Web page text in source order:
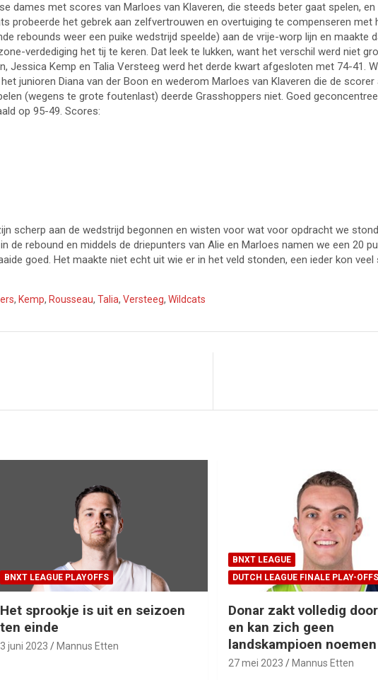
dames met scores van Marloes van Klaveren, die steeds beter gaat spelen,
probeerde het gebrek aan zelfvertrouwen en overtuiging te compenseren
rebounds weer een puike wedstrijd speelde) aan de vrije-worp lijn en maakte
verdediging het tij te keren. Dat leek te lukken, want het verschil werd niet
Jessica Kemp en Talia Versteeg werd het derde kwart afgesloten met 74-41.
junioren Diana van der Boon en wederom Marloes van Klaveren die de
(wegens te grote foutenlast) deerde Grasshoppers niet. Goed
op 95-49. Scores:
scherp aan de wedstrijd begonnen en wisten voor wat voor opdracht we
de rebound en middels de driepunters van Alie en Marloes namen we een 20
goed. Het maakte niet echt uit wie er in het veld stonden, een ieder kon
, Kemp, Rousseau, Talia, Versteeg, Wildcats
BNXT LEAGUE PLAYOFFS
Het sprookje is uit en seizoen
ten einde
3 juni 2023 Mannus Etten
BNXT LEAGUE
DUTCH LEAGUE FINALE PLAY-OFFS
Donar zakt volledig
en kan zich geen
landskampioen noemen
27 mei 2023 Mannus Etten